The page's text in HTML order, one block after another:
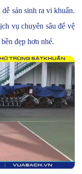
sản sinh ra vi khuẩn.
vụ chuyên sâu để vệ
đẹp hơn nhé.